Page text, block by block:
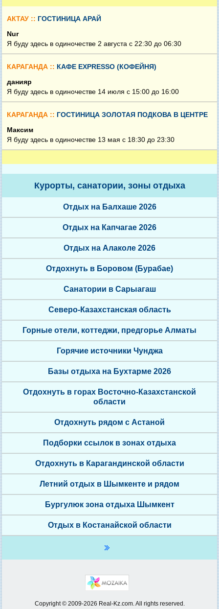
АКТАУ :: ГОСТИНИЦА АРАЙ
Nur
Я буду здесь в одиночестве 2 августа c 22:30 до 06:30
КАРАГАНДА :: КАФЕ EXPRESSO (КОФЕЙНЯ)
данияр
Я буду здесь в одиночестве 14 июля c 15:00 до 16:00
КАРАГАНДА :: ГОСТИНИЦА ЗОЛОТАЯ ПОДКОВА В ЦЕНТРЕ
Максим
Я буду здесь в одиночестве 13 мая c 18:30 до 23:30
Курорты, санатории, зоны отдыха
Отдых на Балхаше 2026
Отдых на Капчагае 2026
Отдых на Алаколе 2026
Отдохнуть в Боровом (Бурабае)
Санатории в Сарыагаш
Северо-Казахстанская область
Горные отели, коттеджи, предгорье Алматы
Горячие источники Чунджа
Базы отдыха на Бухтарме 2026
Отдохнуть в горах Восточно-Казахстанской
области
Отдохнуть рядом с Астаной
Подборки ссылок в зонах отдыха
Отдохнуть в Карагандинской области
Летний отдых в Шымкенте и рядом
Бургулюк зона отдыха Шымкент
Отдых в Костанайской области
Copyright © 2009-2026 Real-Kz.com. All rights reserved.